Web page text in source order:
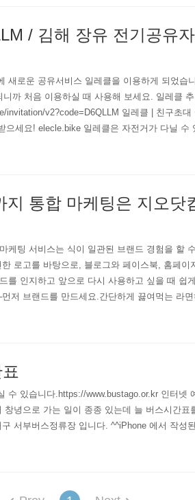
/ 김해 장유 전기공유
새로운 공유서비스 일레클을 이용하게 되었습
까 처음 이용하실 때 사용해 보세요. 일레클
v2?code=D6QLLM 일레클 | 친구초대
으세요! elecle.bike 일레클은 자전거가 다닐 수
으로 표시됩니다. 일레클을 이용해보니 기존 퀵
지 통합 마케팅은 지오닷
케팅 서비스는 식이 일관된 브랜드 경험을 할
로고를 바탕으로, 블로그와 페이스북, 홈페이
를 인지하고 앞으로 다시 사용하고 싶을 때 쉽
브랜드를 만드세요.간단하게 끓여먹는 라면
상 브랜드를 먼저 떠올립니다. 여러분에게 로고
수 있습니다.https://www.bustago.or.kr 인터넷
녕으로 가는 일이 종종 있는데 늘 버스시간표
서부버스정류장 입니다. ^^iPhone 에서 작성